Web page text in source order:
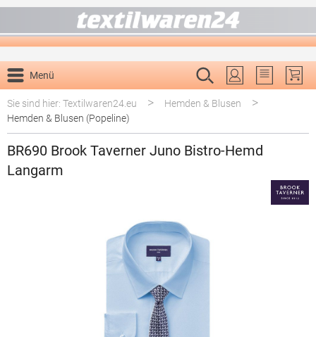
Menü
Du hast 0
Sie sind hier: Textilwaren24.eu
> Hemden & Blusen >
Hemden & Blusen (Popeline)
BR690 Brook Taverner Juno Bistro-Hemd
Langarm